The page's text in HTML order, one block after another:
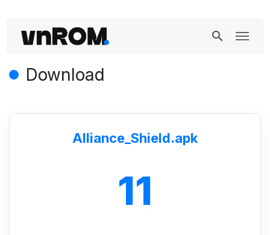
Download
Alliance_Shield.apk
10